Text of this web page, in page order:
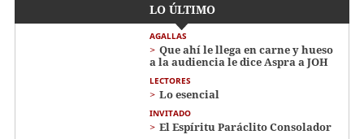
LO ÚLTIMO
AGALLAS
Que ahí le llega en carne y hueso
a la audiencia le dice Aspra a JOH
LECTORES
Lo esencial
INVITADO
El Espíritu Paráclito Consolador